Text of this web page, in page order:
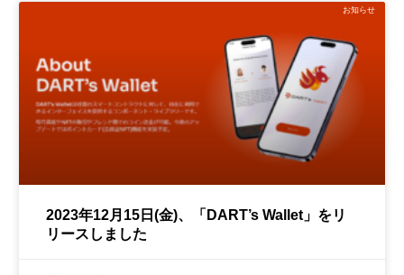
お知らせ
2023年12月15日(金)、「DART’s Wallet」をリ
リースしました